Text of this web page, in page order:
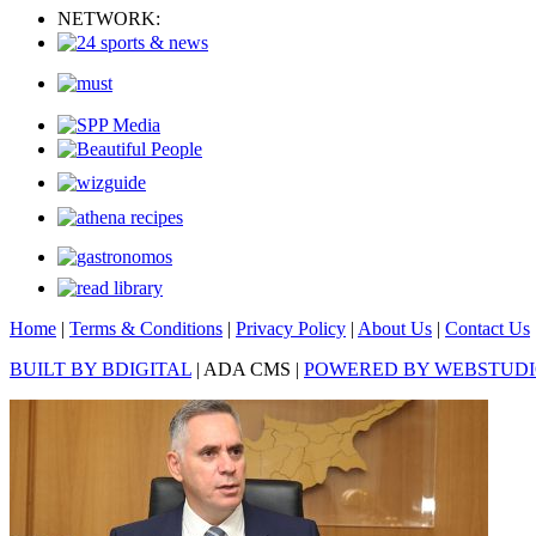
NETWORK:
Home | Terms & Conditions | Privacy Policy | About Us | Contact Us
BUILT BY BDIGITAL | ADA CMS | POWERED BY